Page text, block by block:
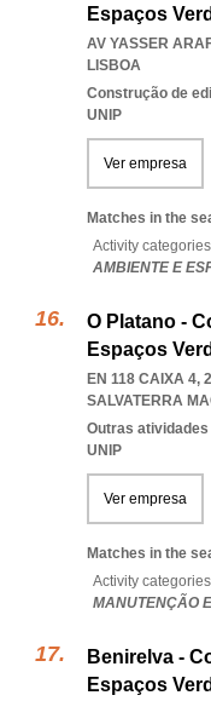
Espaços
AV YASSER
LISBOA
Construção de
UNIP
Ver empresa
Matches in the
Activity
AMBIENTE E
O Platano -
Espaços
EN 118 CAIXA 4,
SALVATERRA
Outras
UNIP
Ver empresa
Matches in the
Activity
MANUTENÇÃO
Benirelva -
Espaços